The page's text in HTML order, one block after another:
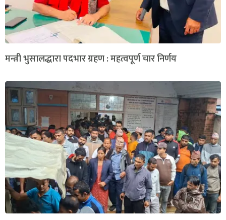
मन्त्री भुसालद्धारा पदभार ग्रहण : महत्वपूर्ण चार निर्णय